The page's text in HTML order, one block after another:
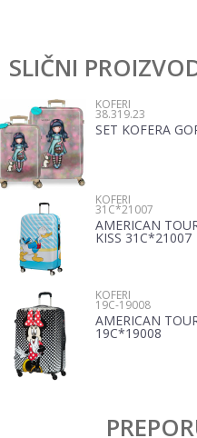
Brend
Ime/Nadimak
Email
Poruka
SLIČNI
KOFERI
38.319.23
SET KOFERA
KOFERI
31C*21007
AMERICAN
KISS 31C*21007
KOFERI
19C-19008
AMERICAN
19C*19008